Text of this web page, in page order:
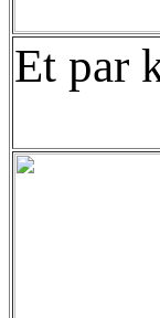
Et par